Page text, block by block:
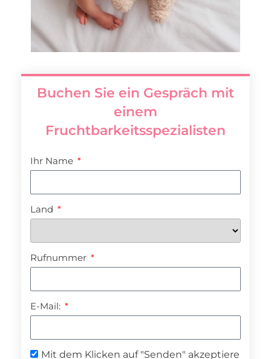
Buchen Sie ein Gespräch mit
einem
Fruchtbarkeitsspezialisten
Ihr Name
Land
Rufnummer
E-Mail:
Mit dem Klicken auf "Senden" akzeptiere